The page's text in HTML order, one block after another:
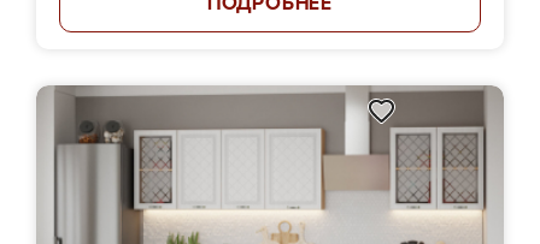
ПОДРОБНЕЕ